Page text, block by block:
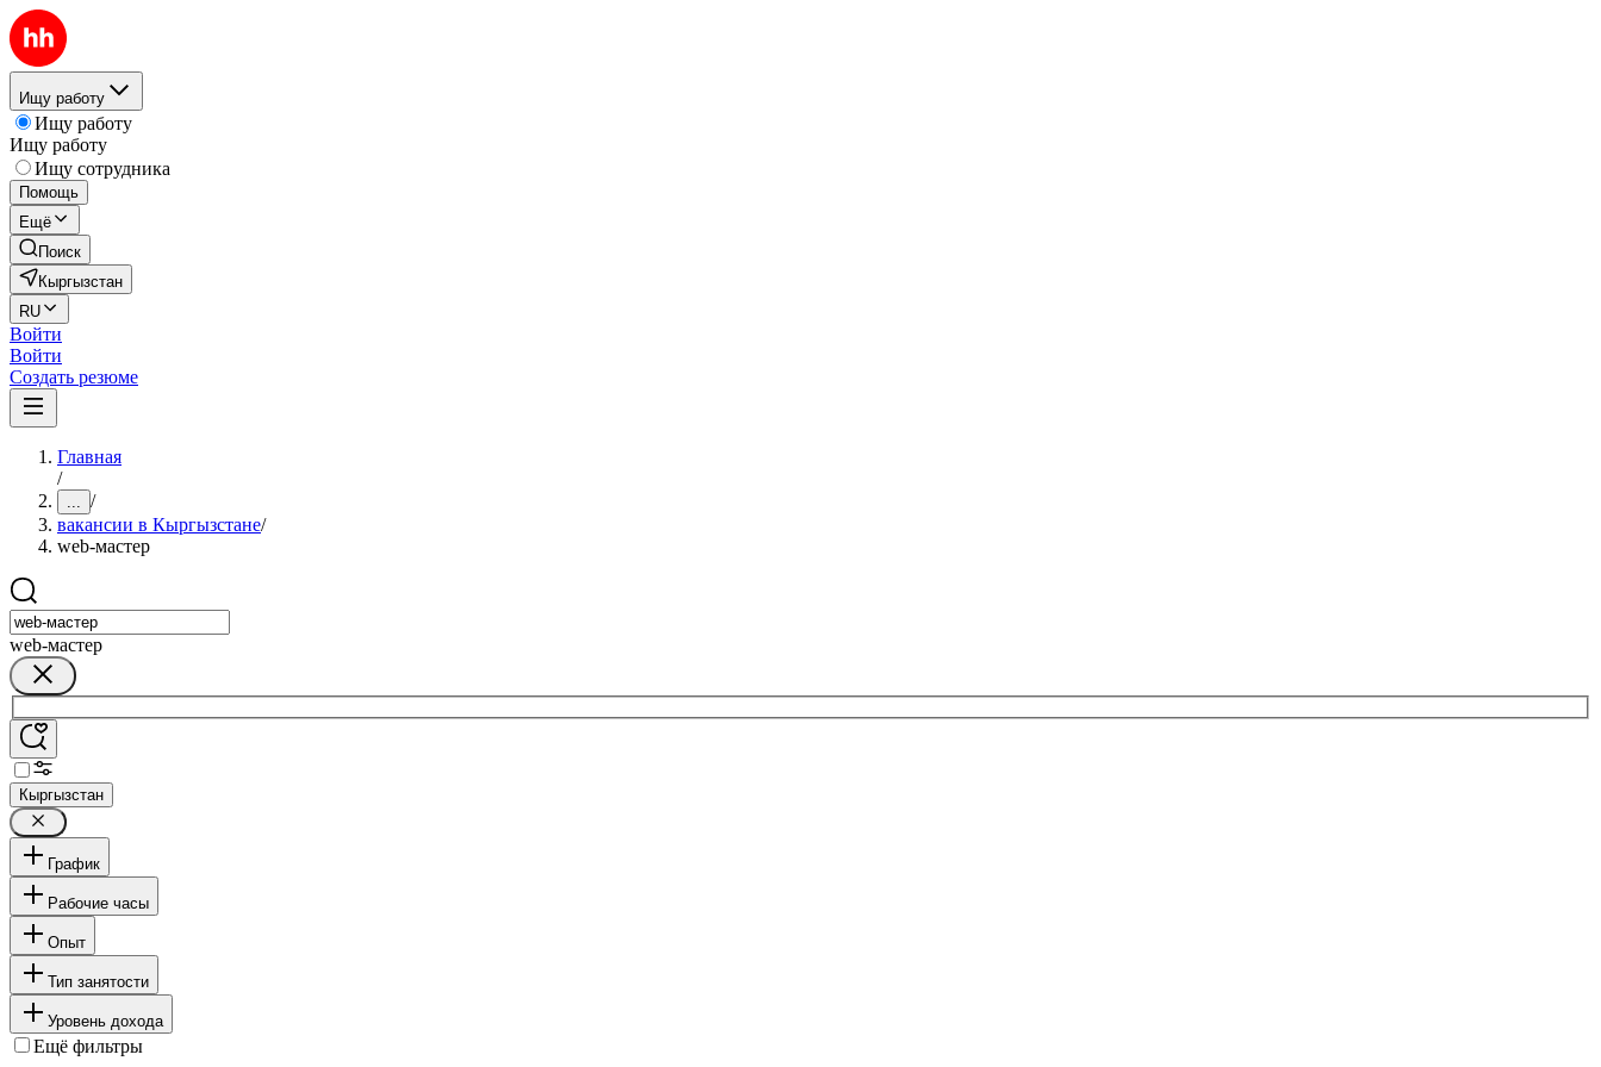
Ищу работу
Ищу работу
Ищу работу
Ищу сотрудника
Помощь
Ещё
Поиск
Кыргызстан
RU
Войти
Войти
Создать резюме
Главная
/
... /
вакансии в Кыргызстане/
web-мастер
web-мастер
Кыргызстан
График
Рабочие часы
Опыт
Тип занятости
Уровень дохода
Ещё фильтры